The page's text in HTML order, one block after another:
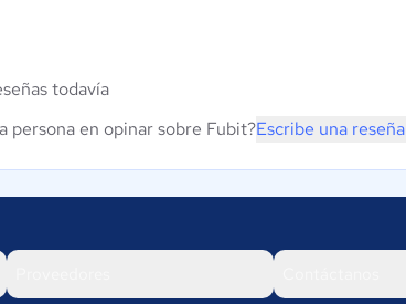
todavía
persona en opinar sobre Fubit?Escribe una reseña